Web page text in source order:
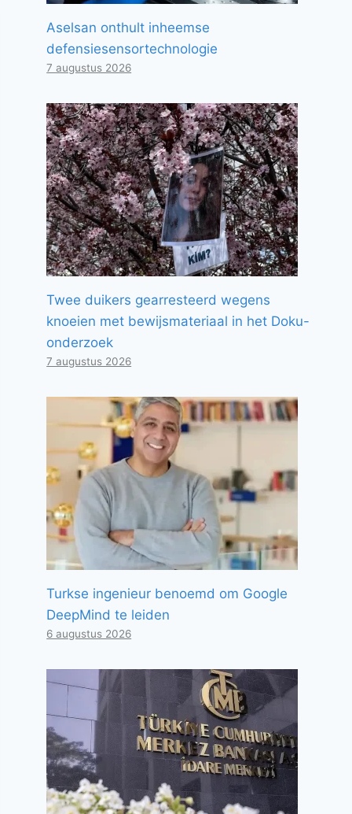
Aselsan onthult inheemse
defensiesensortechnologie
7 augustus 2026
Twee duikers gearresteerd wegens
knoeien met bewijsmateriaal in het Doku-
onderzoek
7 augustus 2026
Turkse ingenieur benoemd om Google
DeepMind te leiden
6 augustus 2026